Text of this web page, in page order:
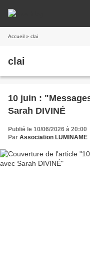
Accueil » clai
clai
10 juin :
Sarah DIVINÉ
Publié le 10/06/2026 à 20:00
Par Association LUMINAME